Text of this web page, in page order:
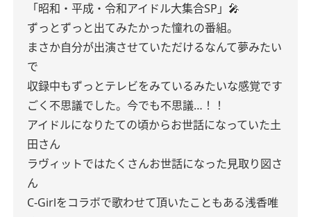
「昭和・平成・令和アイドル大集合SP」🎤
ずっとずっと出てみたかった憧れの番組。
まさか自分が出演させていただけるなんて夢みたい
で
収録中もずっとテレビをみているみたいな感覚です
ごく不思議でした。今でも不思議…！！
アイドルになりたての頃からお世話になっていた土
田さん
ラヴィットではたくさんお世話になった見取り図さ
ん
C-Girlをコラボで歌わせて頂いたこともある浅香唯